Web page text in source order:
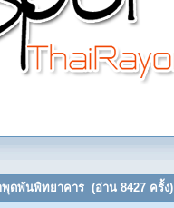
พุดพันพิทยาคาร (อ่าน 8427 ครั้ง)